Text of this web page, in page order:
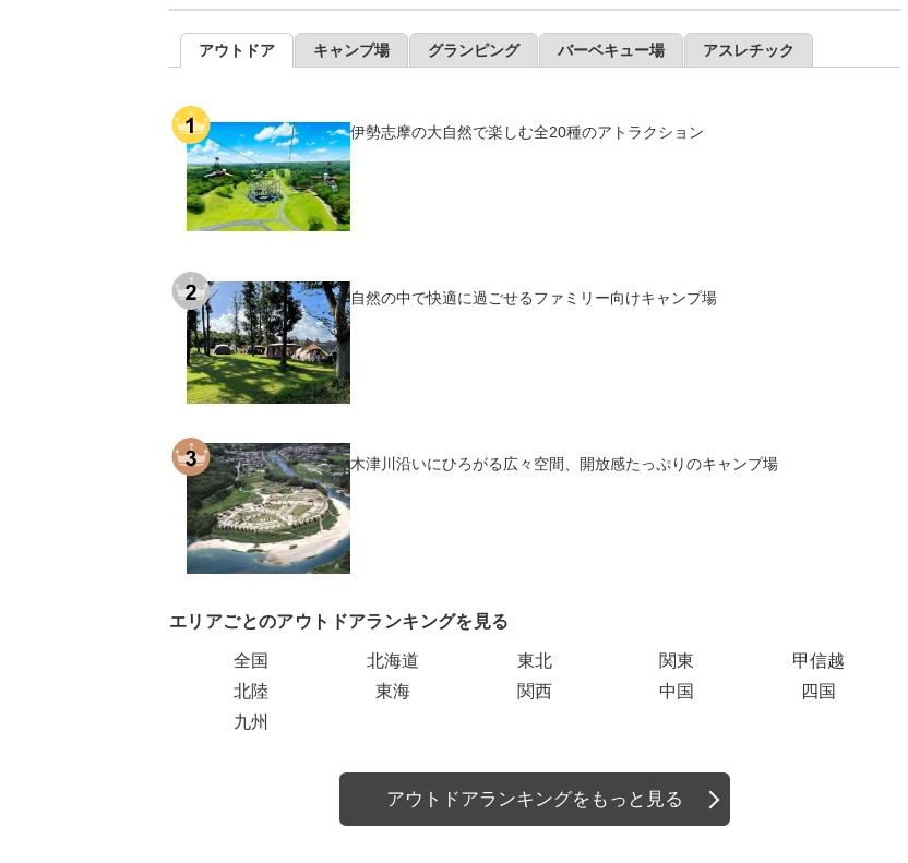
アウトドア キャンプ場 グランピング バーベキュー場 アスレチック
伊勢志摩の大自然で楽しむ全20種のアトラクション
自然の中で快適に過ごせるファミリー向けキャンプ場
木津川沿いにひろがる広々空間、開放感たっぷりのキャンプ場
エリアごとのアウトドアランキングを見る
全国 北海道 東北 関東
甲信越
北陸
東海 関西 中国
四国
九州
アウトドアランキングをもっと見る